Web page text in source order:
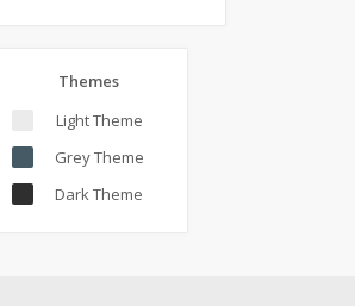
Themes
Light Theme
Grey Theme
Dark Theme